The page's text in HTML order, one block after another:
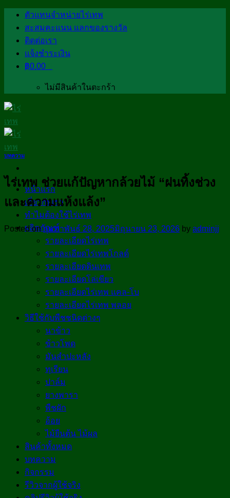
Skip
content
ตัวแทนจำหน่ายไร่เทพ
สะสมคะแนน แลกของรางวัล
ติดต่อเรา
แจ้งชำระเงิน
฿0.00
ไม่มีสินค้าในตะกร้า
หน้าแรก
เกี่ยวกับเรา
ทำไมต้องใช้ไร่เทพ
ผลิตภัณฑ์
รายละเอียดไร่เทพ
รายละเอียดไร่เทพโกลด์
รายละเอียดดินเทพ
รายละเอียดโล่เขียว
รายละเอียดไร่เทพ แคล-โบ
รายละเอียดไร่เทพ พลอย
วิธีใช้กับพืชชนิดต่างๆ
นาข้าว
ข้าวโพด
มันสำปะหลัง
ทุเรียน
ปาล์ม
ยางพารา
พืชผัก
อ้อย
ไม้ยืนต้น ไม้ผล
สินค้าทั้งหมด
บทความ
กิจกรรม
รีวิวจากผู้ใช้จริง
บทความ
ไร่เทพ ช่วยแก้ปัญหากล้วยไม้ “ฝนทิ้งช่วง
และความแห้งแล้ง”
Posted onกุมภาพันธ์ 28, 2025มิถุนายน 23, 2026 by adminjj